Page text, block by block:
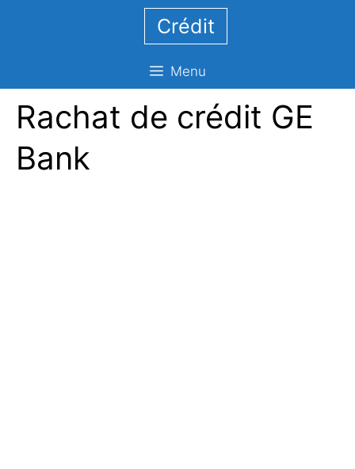
Crédit
Menu
Rachat de crédit GE
Bank